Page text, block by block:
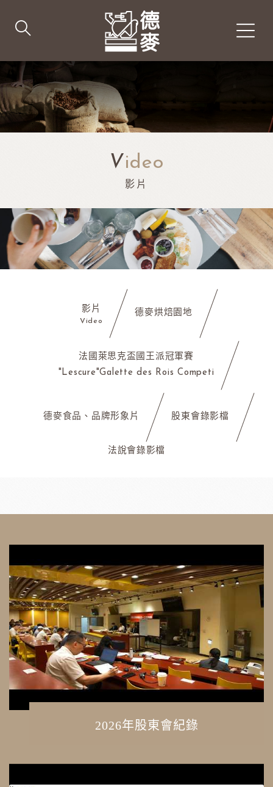
Video
影片
影片
Video
德麥烘焙園地
法國萊思克盃國王派冠軍賽
"Lescure"Galette des Rois Competi
德麥食品、品牌形象片 股東會錄影檔
法說會錄影檔
2026年股東會紀錄